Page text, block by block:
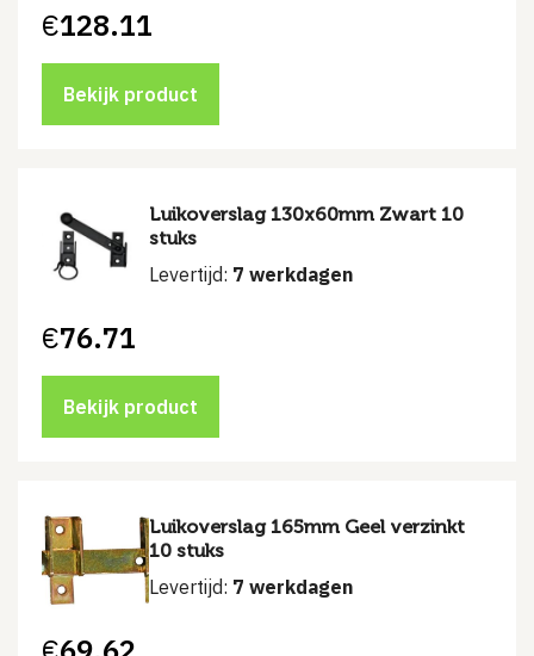
€128.11
Bekijk product
Luikoverslag 130x60mm Zwart 10
stuks
Levertijd: 7 werkdagen
€76.71
Bekijk product
Luikoverslag 165mm Geel verzinkt
10 stuks
Levertijd: 7 werkdagen